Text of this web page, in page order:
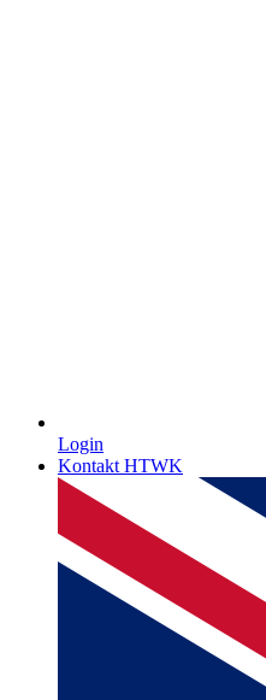
Login
Kontakt HTWK